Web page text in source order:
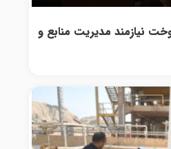
نیازمند مدیریت منابع و